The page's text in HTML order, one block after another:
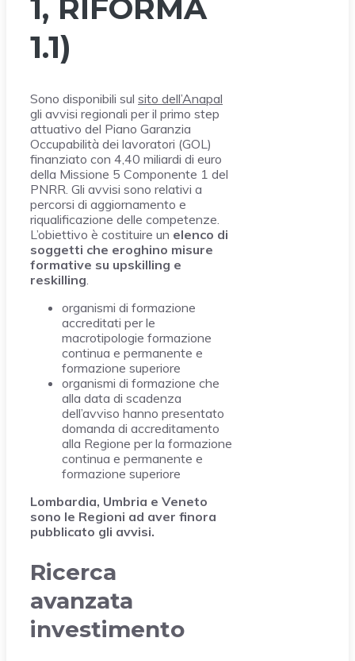
1, RIFORMA
1.1)
Sono disponibili sul sito dell’Anapal
gli avvisi regionali per il primo step
attuativo del Piano Garanzia
Occupabilità dei lavoratori (GOL)
finanziato con 4,40 miliardi di euro
della Missione 5 Componente 1 del
PNRR. Gli avvisi sono relativi a
percorsi di aggiornamento e
riqualificazione delle competenze.
L’obiettivo è costituire un elenco di
soggetti che eroghino misure
formative su upskilling e
reskilling.
organismi di formazione
accreditati per le
macrotipologie formazione
continua e permanente e
formazione superiore
organismi di formazione che
alla data di scadenza
dell’avviso hanno presentato
domanda di accreditamento
alla Regione per la formazione
continua e permanente e
formazione superiore
Lombardia, Umbria e Veneto
sono le Regioni ad aver finora
pubblicato gli avvisi.
Ricerca
avanzata
investimento